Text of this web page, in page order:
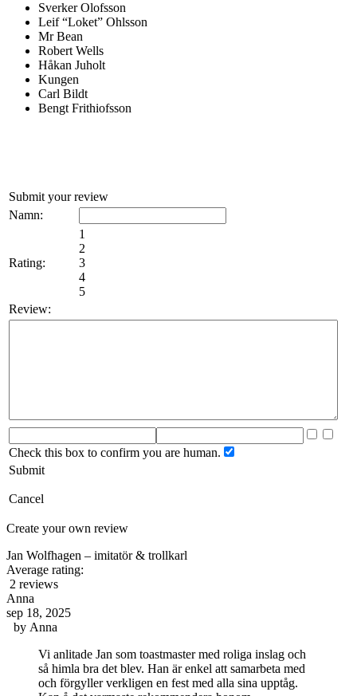
Sverker Olofsson
Leif “Loket” Ohlsson
Mr Bean
Robert Wells
Håkan Juholt
Kungen
Carl Bildt
Bengt Frithiofsson
Submit your review
Namn:
Rating:
1
2
3
4
5
Review:
Check this box to confirm you are human.
Submit
Cancel
Create your own review
Jan Wolfhagen – imitatör & trollkarl
Average rating:
2 reviews
Anna
sep 18, 2025
by Anna
Vi anlitade Jan som toastmaster med roliga inslag och
så himla bra det blev. Han är enkel att samarbeta med
och förgyller verkligen en fest med alla sina upptåg.